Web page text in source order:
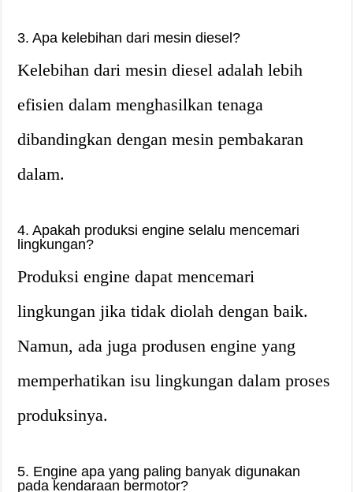
3. Apa kelebihan dari mesin diesel?
Kelebihan dari mesin diesel adalah lebih
efisien dalam menghasilkan tenaga
dibandingkan dengan mesin pembakaran
dalam.
4. Apakah produksi engine selalu mencemari
lingkungan?
Produksi engine dapat mencemari
lingkungan jika tidak diolah dengan baik.
Namun, ada juga produsen engine yang
memperhatikan isu lingkungan dalam proses
produksinya.
5. Engine apa yang paling banyak digunakan
pada kendaraan bermotor?